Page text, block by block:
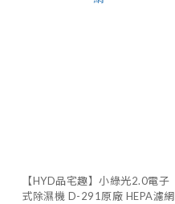
【HYD品宅趣】小綠光2.0電子
式除濕機 D-291原廠 HEPA濾網